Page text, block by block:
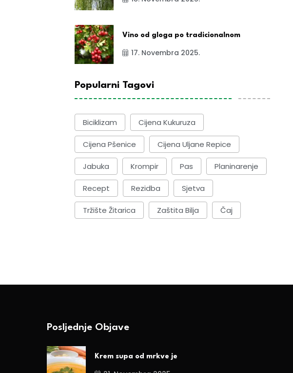
Vino od gloga po tradicionalnom
17. Novembra 2025.
Popularni Tagovi
Biciklizam Cijena Kukuruza
Cijena Pšenice Cijena Uljane Repice
Jabuka Krompir Pas Planinarenje
Recept Rezidba Sjetva
Tržište Žitarica Zaštita Bilja Čaj
Posljednje Objave
Krem supa od mrkve je